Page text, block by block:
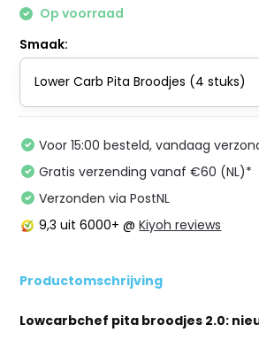
Op voorraad
Smaak:
Voor 15:00 besteld, vandaag
Gratis verzending vanaf €60 (NL)*
Verzonden via PostNL
9,3 uit 6000+ @Kiyoh reviews
Productomschrijving
Lowcarbchef pita broodjes 2.0: